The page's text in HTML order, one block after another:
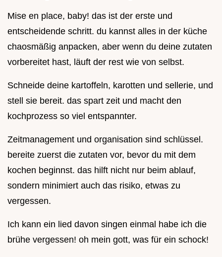
Mise en place, baby! das ist der erste und
entscheidende schritt. du kannst alles in der küche
chaosmäßig anpacken, aber wenn du deine zutaten
vorbereitet hast, läuft der rest wie von selbst.
Schneide deine kartoffeln, karotten und sellerie, und
stell sie bereit. das spart zeit und macht den
kochprozess so viel entspannter.
Zeitmanagement und organisation sind schlüssel.
bereite zuerst die zutaten vor, bevor du mit dem
kochen beginnst. das hilft nicht nur beim ablauf,
sondern minimiert auch das risiko, etwas zu
vergessen.
Ich kann ein lied davon singen einmal habe ich die
brühe vergessen! oh mein gott, was für ein schock!